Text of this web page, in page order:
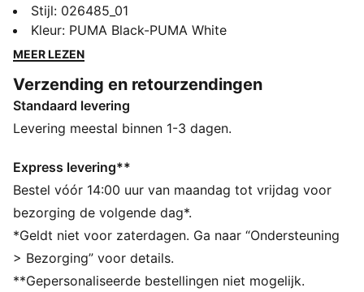
en je team te vertegenwoordigen. Deze beanie is
ontworpen voor zowel stijl als comfort, en toont trots
de kleuren van je club, zodat je het hele jaar door je
aanmoedigt of de kou trotseert, met deze muts laat je
altijd zien hoe trouw je bent, bij wat voor weer ook.
ALLE INS EN OUTS
DETAILS
Officieel erkend product
Geribbelde gebreide beanie met boord
Omgeslagen rand
Geborduurd PUMA Cat-logo op de zijrand
Fleece voering
Clubwapen als geweven label op de voorrand
Stijl: 026485_01
Kleur: PUMA Black-PUMA White
MEER LEZEN
Verzending en retourzendingen
Standaard levering
Levering meestal binnen 1-3 dagen.
Express levering**
Bestel vóór 14:00 uur van maandag tot vrijdag voor
bezorging de volgende dag*.
*Geldt niet voor zaterdagen. Ga naar “Ondersteuning
> Bezorging” voor details.
**Gepersonaliseerde bestellingen niet mogelijk.